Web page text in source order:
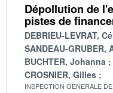
Dépollution de
pistes de
DEBRIEU-LEVRAT,
SANDEAU-GRUBER,
BUCHTER, Johanna
CROSNIER, Gilles
INSPECTION GENERALE